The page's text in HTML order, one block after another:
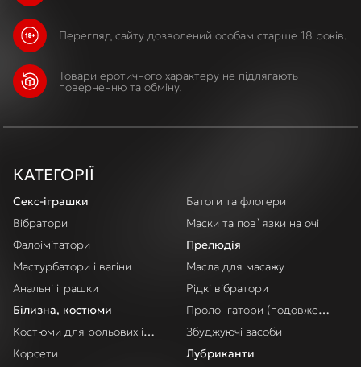
Перегляд сайту дозволений особам старше 18 років.
Товари еротичного характеру не підлягають
поверненню та обміну.
КАТЕГОРІЇ
Секс-іграшки
Вібратори
Фалоімітатори
Мастурбатори і вагіни
Анальні іграшки
Білизна, костюми
Костюми для рольових ігор
Корсети
Батоги та флогери
Маски та пов`язки на очі
Прелюдія
Масла для масажу
Рідкі вібратори
Пролонгатори (подовження
Збуджуючі засоби
Лубриканти